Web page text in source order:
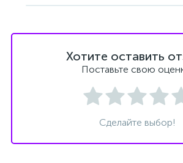
Хотите оставить
Поставьте свою
Сделайте выбор!